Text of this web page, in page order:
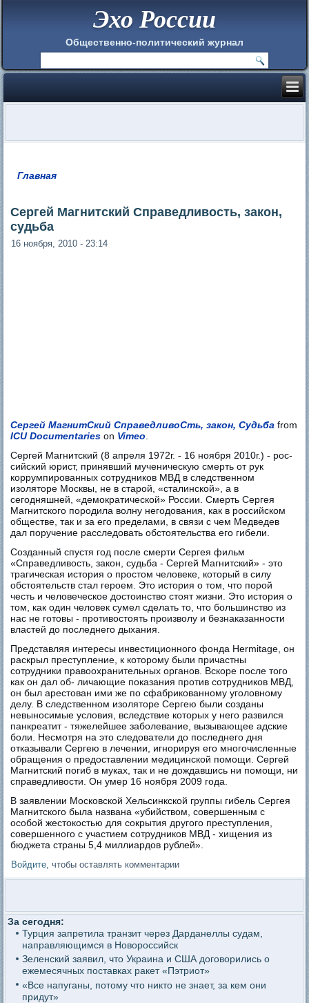
Эхо России
Общественно-политический журнал
Главная
Сергей Магнитский Справедливость, закон,
судьба
16 ноября, 2010 - 23:14
Сергей МагнитСкий СправедливоСть, закон, Судьба from
ICU Documentaries on Vimeo.
Сергей Магнитский (8 апреля 1972г. - 16 ноября 2010г.) - рос-
сийский юрист, принявший мученическую смерть от рук
коррумпированных сотрудников МВД в следственном
изоляторе Москвы, не в старой, «сталинской», а в
сегодняшней, «демократической» России. Смерть Сергея
Магнитского породила волну негодования, как в российском
обществе, так и за его пределами, в связи с чем Медведев
дал поручение расследовать обстоятельства его гибели.
Созданный спустя год после смерти Сергея фильм
«Справедливость, закон, судьба - Сергей Магнитский» - это
трагическая история о простом человеке, который в силу
обстоятельств стал героем. Это история о том, что порой
честь и человеческое достоинство стоят жизни. Это история о
том, как один человек сумел сделать то, что большинство из
нас не готовы - противостоять произволу и безнаказанности
властей до последнего дыхания.
Представляя интересы инвестиционного фонда Hermitage, он
раскрыл преступление, к которому были причастны
сотрудники правоохранительных органов. Вскоре после того
как он дал об- личающие показания против сотрудников МВД,
он был арестован ими же по сфабрикованному уголовному
делу. В следственном изоляторе Сергею были созданы
невыносимые условия, вследствие которых у него развился
панкреатит - тяжелейшее заболевание, вызывающее адские
боли. Несмотря на это следователи до последнего дня
отказывали Сергею в лечении, игнорируя его многочисленные
обращения о предоставлении медицинской помощи. Сергей
Магнитский погиб в муках, так и не дождавшись ни помощи, ни
справедливости. Он умер 16 ноября 2009 года.
В заявлении Московской Хельсинкской группы гибель Сергея
Магнитского была названа «убийством, совершенным с
особой жестокостью для сокрытия другого преступления,
совершенного с участием сотрудников МВД - хищения из
бюджета страны 5,4 миллиардов рублей».
Войдите, чтобы оставлять комментарии
За сегодня:
Турция запретила транзит через Дарданеллы судам,
направляющимся в Новороссийск
Зеленский заявил, что Украина и США договорились о
ежемесячных поставках ракет «Пэтриот»
«Все напуганы, потому что никто не знает, за кем они
придут»